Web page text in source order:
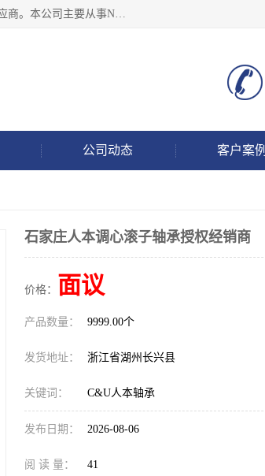
湖州恩斯凯工业技术有限公司位于湖州长兴，公司作为机械零部件以及多个品牌工业零配件专业集成供应商。本公司主要从事NSK进口轴承、SKF进口轴承、FAG进口轴承、NTN进口轴承、国产轴承：ZWZ、HRB、C&U轴承外球面轴承、导轨、丝杠、滑块、 润滑油、工业皮带及其他工业零部件的销售.
公司动态 客户案例
石家庄人本调心滚子轴承授权经销商
价格： 面议
产品数量： 9999.00个
发货地址： 浙江省湖州长兴县
关键词： C&U人本轴承
发布日期： 2026-08-06
阅 读 量： 41